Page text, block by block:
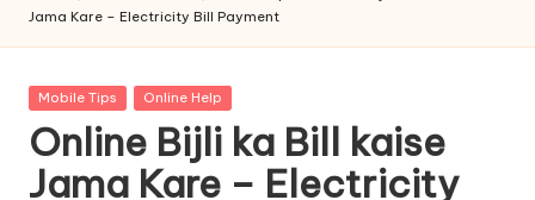
di
H
el
p
Jankari
Hindi
me
Jama Kare – Electricity Bill Payment
Posted
Mobile Tips Online Help
Online Bijli ka Bill kaise
Jama Kare – Electricity